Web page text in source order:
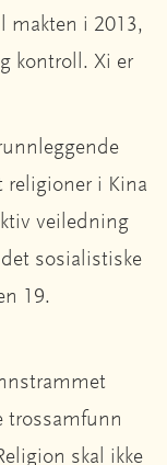
makten i 2013,
kontroll. Xi er
i Kina
veiledning
sosialistiske
19.
trossamfunn
skal ikke